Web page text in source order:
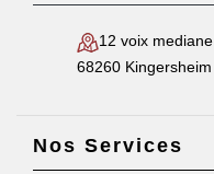
12 voix mediane
68260 Kingersheim
Nos Services